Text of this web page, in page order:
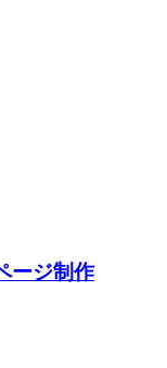
ージ制作